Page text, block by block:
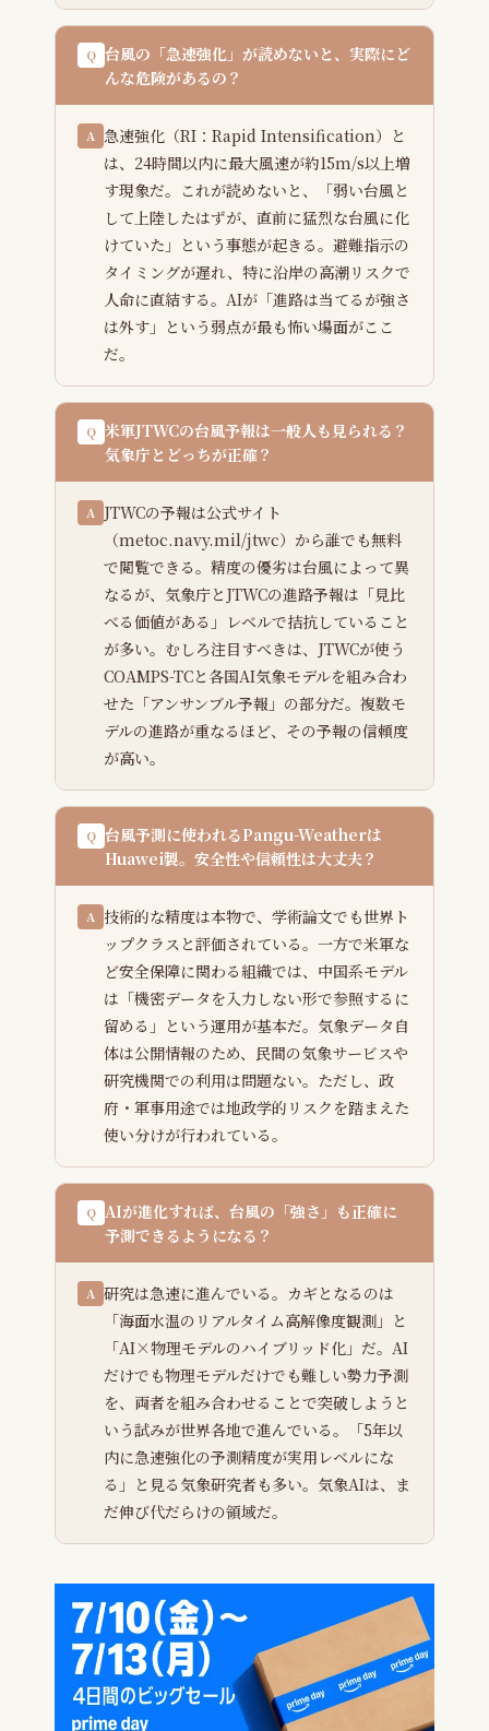
Q 台風の「急速強化」が読めないと、実際にど
んな危険があるの？
A
急速強化（RI：Rapid Intensification）と
は、24時間以内に最大風速が約15m/s以上増
す現象だ。これが読めないと、「弱い台風と
して上陸したはずが、直前に猛烈な台風に化
けていた」という事態が起きる。避難指示の
タイミングが遅れ、特に沿岸の高潮リスクで
人命に直結する。AIが「進路は当てるが強さ
は外す」という弱点が最も怖い場面がここ
だ。
Q 米軍JTWCの台風予報は一般人も見られる？
気象庁とどっちが正確？
A
JTWCの予報は公式サイト
（metoc.navy.mil/jtwc）から誰でも無料
で閲覧できる。精度の優劣は台風によって異
なるが、気象庁とJTWCの進路予報は「見比
べる価値がある」レベルで拮抗していること
が多い。むしろ注目すべきは、JTWCが使う
COAMPS-TCと各国AI気象モデルを組み合わ
せた「アンサンブル予報」の部分だ。複数モ
デルの進路が重なるほど、その予報の信頼度
が高い。
Q 台風予測に使われるPangu-Weatherは
Huawei製。安全性や信頼性は大丈夫？
A
技術的な精度は本物で、学術論文でも世界ト
ップクラスと評価されている。一方で米軍な
ど安全保障に関わる組織では、中国系モデル
は「機密データを入力しない形で参照するに
留める」という運用が基本だ。気象データ自
体は公開情報のため、民間の気象サービスや
研究機関での利用は問題ない。ただし、政
府・軍事用途では地政学的リスクを踏まえた
使い分けが行われている。
Q AIが進化すれば、台風の「強さ」も正確に
予測できるようになる？
A 研究は急速に進んでいる。カギとなるのは
「海面水温のリアルタイム高解像度観測」と
「AI×物理モデルのハイブリッド化」だ。AI
だけでも物理モデルだけでも難しい勢力予測
を、両者を組み合わせることで突破しようと
いう試みが世界各地で進んでいる。「5年以
内に急速強化の予測精度が実用レベルにな
る」と見る気象研究者も多い。気象AIは、ま
だ伸び代だらけの領域だ。